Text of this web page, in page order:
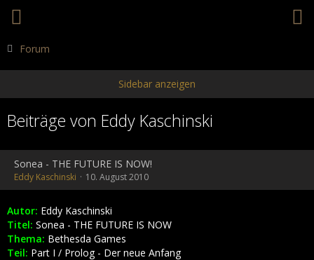
Forum
Beiträge von Eddy Kaschinski
Sonea - THE FUTURE IS NOW!
Eddy Kaschinski 10. August 2010
Autor: Eddy Kaschinski
Titel: Sonea - THE FUTURE IS NOW
Thema: Bethesda Games
Teil: Part I / Prolog - Der neue Anfang